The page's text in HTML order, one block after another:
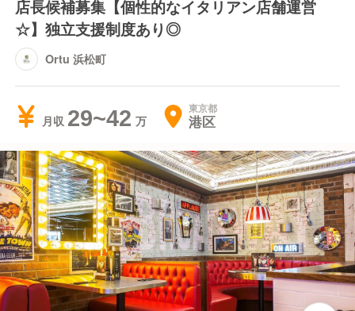
店長候補募集【個性的なイタリアン店舗運営
☆】独立支援制度あり◎
Ortu 浜松町
月収 29~42 東京都
港区